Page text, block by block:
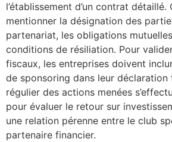
l’établissement d’un contrat
mentionner la désignation des
partenariat, les obligations
conditions de résiliation. Pour
fiscaux, les entreprises doivent
de sponsoring dans leur déclaration
régulier des actions menées
pour évaluer le retour sur
une relation pérenne entre le club
partenaire financier.